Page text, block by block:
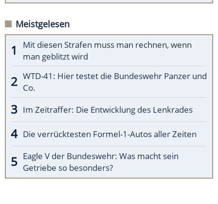
Meistgelesen
Mit diesen Strafen muss man rechnen, wenn
man geblitzt wird
WTD-41: Hier testet die Bundeswehr Panzer und
Co.
Im Zeitraffer: Die Entwicklung des Lenkrades
Die verrücktesten Formel-1-Autos aller Zeiten
Eagle V der Bundeswehr: Was macht sein
Getriebe so besonders?